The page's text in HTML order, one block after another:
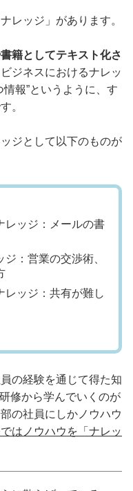
レッジ」があります。
籍としてテキスト化さ
ジネスにおけるナレッ
報”というように、す
。
ジとして以下のものが
レッジ：メールの書
：営業の交渉術、
レッジ：共有が難し
の経験を通じて得た知
修から学んでいくのが
の社員にしかノウハウ
はノウハウを「ナレッ